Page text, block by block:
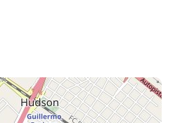
con baño
encontramos el
y balcón aterrazado con